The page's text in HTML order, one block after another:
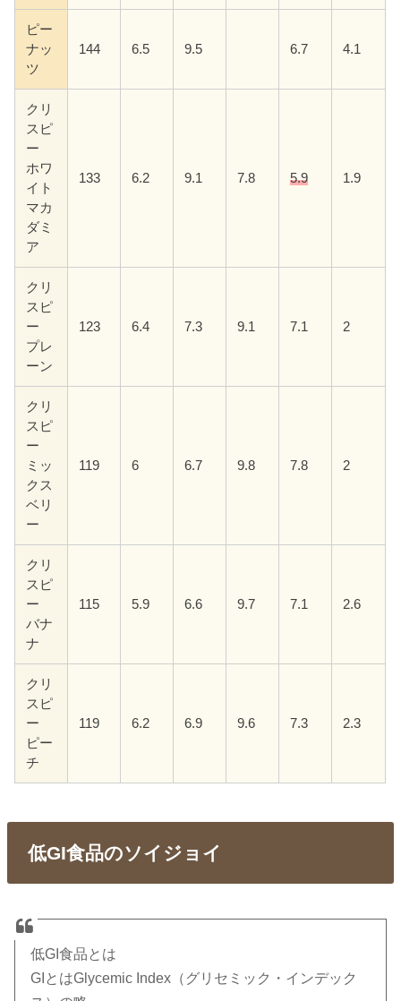
ピー
ナッ
ツ
144 6.5 9.5 6.7 4.1
クリ
スピ
ー
ホワ
イト
マカ
ダミ
ア
133 6.2 9.1 7.8 5.9 1.9
クリ
スピ
ー
プレ
ーン
123 6.4 7.3 9.1 7.1 2
クリ
スピ
ー
ミッ
クス
ベリ
ー
119 6 6.7 9.8 7.8 2
クリ
スピ
ー
バナ
ナ
115 5.9 6.6 9.7 7.1 2.6
クリ
スピ
ー
ピー
チ
119 6.2 6.9 9.6 7.3 2.3
低GI食品のソイジョイ
低GI食品とは
GIとはGlycemic Index（グリセミック・インデック